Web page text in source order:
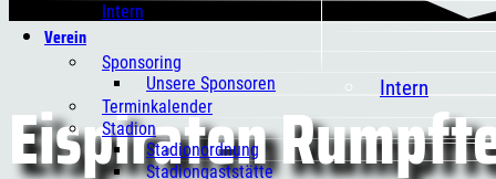
Intern
Intern
Verein
Sponsoring
Unsere Sponsoren
Terminkalender
Stadion
Stadionordnung
Stadiongaststätte
Eispiraten